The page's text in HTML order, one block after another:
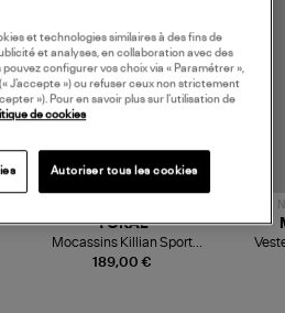
189,00 €
TORAL
Mocassins Killian Sport
Mousse
et technologies similaires à des fins de
et analyses, en collaboration avec des
configurer vos choix via « Paramétrer »,
J’accepte ») ou refuser ceux non strictement
»). Pour en savoir plus sur l’utilisation de
de cookies
Autoriser tous les cookies